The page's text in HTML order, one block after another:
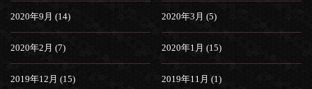
2020年9月 (14) 2020年3月 (5)
2020年2月 (7) 2020年1月 (15)
2019年12月 (15) 2019年11月 (1)